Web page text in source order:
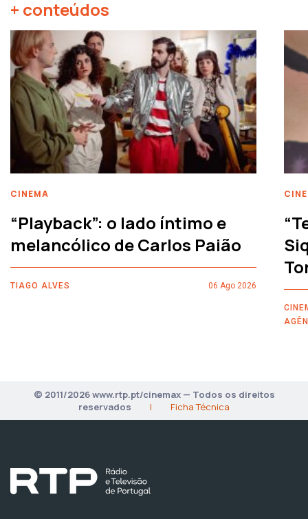
+ conteúdos
CINEMA
“Playback”: o lado íntimo e
melancólico de Carlos Paião
TIAGO ALVES 06 Ago 2026
© 2011/2026 www.rtp.pt/cinemax — Todos os direitos
reservados
| Ficha Técnica